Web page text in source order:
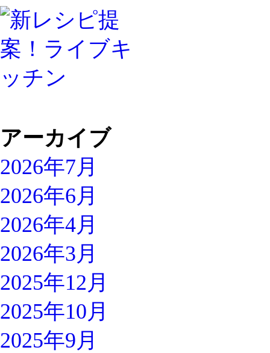
アーカイブ
2026年7月
2026年6月
2026年4月
2026年3月
2025年12月
2025年10月
2025年9月